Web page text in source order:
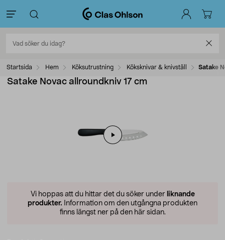
Startsida Hem Köksutrustning Köksknivar & knivställ Satake
Satake Novac allroundkniv 17 cm
Vi hoppas att du hittar det du söker under liknande
produkter. Information om den utgångna produkten
finns längst ner på den här sidan.